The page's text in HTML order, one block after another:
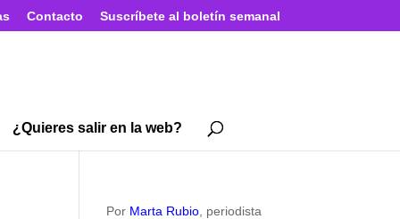
Contacto Suscríbete al boletín semanal
¿Quieres salir en la web?
Por Marta Rubio , periodista